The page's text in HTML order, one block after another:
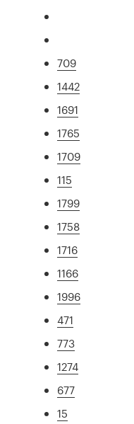
709
1442
1691
1765
1709
115
1799
1758
1716
1166
1996
471
773
1274
677
15